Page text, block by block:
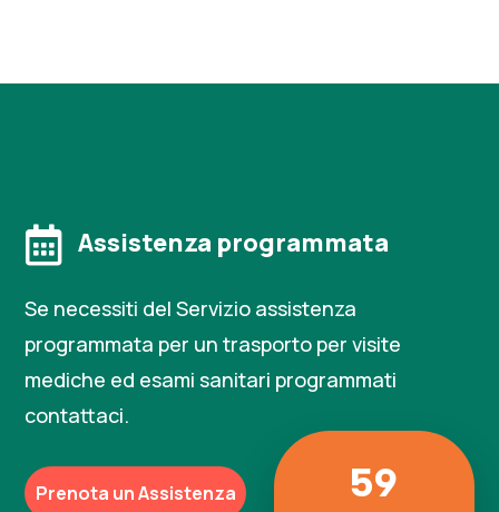
 Assistenza programmata
Se necessiti del Servizio assistenza
programmata per un trasporto per visite
mediche ed esami sanitari programmati
contattaci.
Prenota un Assistenza 59